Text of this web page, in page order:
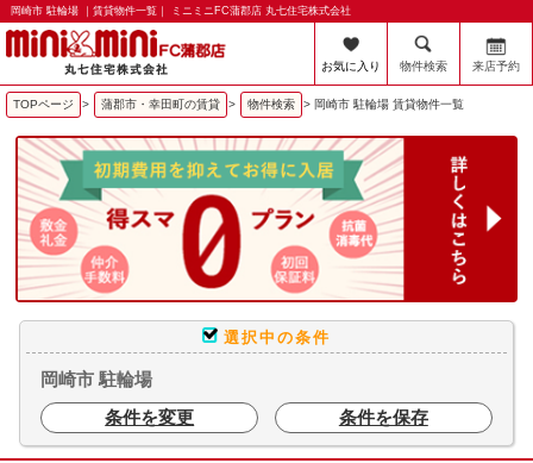
岡崎市 駐輪場 ｜賃貸物件一覧｜ ミニミニFC蒲郡店 丸七住宅株式会社
お気に入り 物件検索 来店予約
TOPページ > 蒲郡市・幸田町の賃貸 > 物件検索 > 岡崎市 駐輪場 賃貸物件一覧
選択中の条件
岡崎市 駐輪場
条件を変更
条件を保存